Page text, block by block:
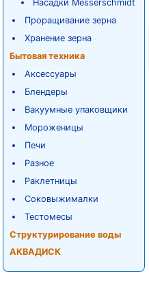
Насадки Messerschmidt
Проращивание зерна
Хранение зерна
Бытовая техника
Аксессуары
Блендеры
Вакуумные упаковщики
Мороженицы
Печи
Разное
Раклетницы
Соковыжималки
Тестомесы
Структурирование воды
АКВАДИСК